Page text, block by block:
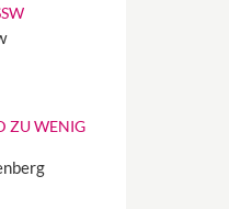
ZU WENIG